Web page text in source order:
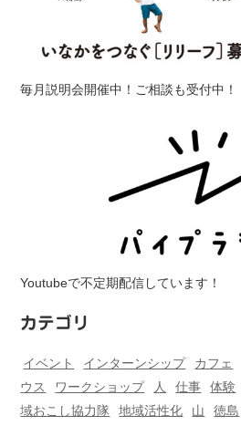
毎月説明会開催中！ご相談も受付中！
Youtubeで不定期配信しています！
カテゴリ
イベント インターンシップ カフェ
ウス
ワークショップ 人 仕事 体験
域おこし協力隊
地域活性化 山 徳島